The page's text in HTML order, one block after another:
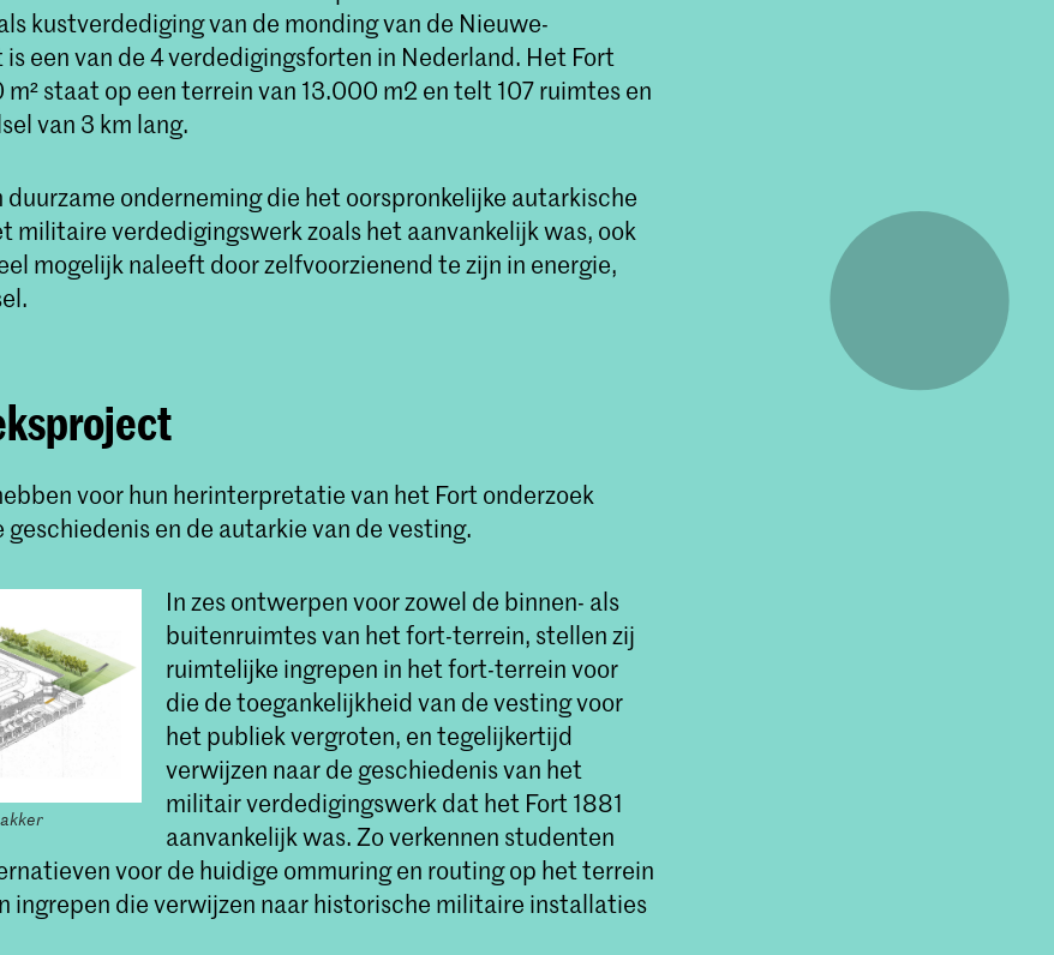
kustverdediging van de monding van de Nieuwe-
een van de 4 verdedigingsforten in Nederland. Het Fort
staat op een terrein van 13.000 m2 en telt 107 ruimtes en
van 3 km lang.
duurzame onderneming die het oorspronkelijke autarkische
militaire verdedigingswerk zoals het aanvankelijk was, ook
mogelijk naleeft door zelfvoorzienend te zijn in energie,
voor hun herinterpretatie van het Fort onderzoek
geschiedenis en de autarkie van de vesting.
In zes ontwerpen voor zowel de binnen- als
buitenruimtes van het fort-terrein, stellen zij
ruimtelijke ingrepen in het fort-terrein voor
die de toegankelijkheid van de vesting voor
het publiek vergroten, en tegelijkertijd
verwijzen naar de geschiedenis van het
militair verdedigingswerk dat het Fort 1881
aanvankelijk was. Zo verkennen studenten
voor de huidige ommuring en routing op het terrein
ingrepen die verwijzen naar historische militaire installaties